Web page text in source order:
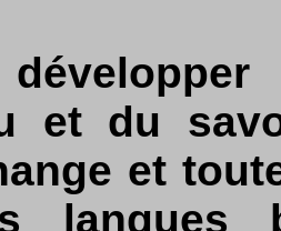
et du
et
langues